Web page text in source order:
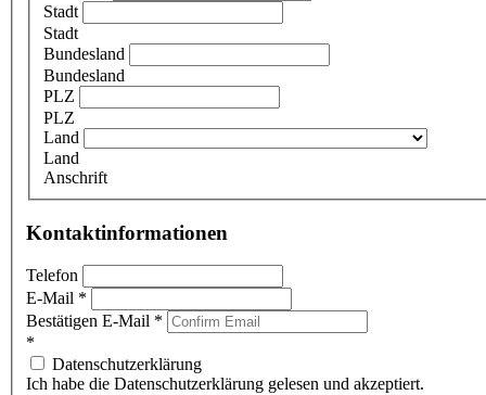
Stadt
Stadt
Bundesland
Bundesland
PLZ
PLZ
Land
Land
Anschrift
Kontaktinformationen
Telefon
E-Mail *
Bestätigen E-Mail *
*
Datenschutzerklärung
Ich habe die Datenschutzerklärung gelesen und akzeptiert.